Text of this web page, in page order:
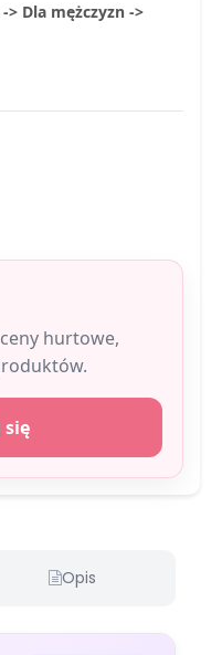
Dla mężczyzn ->
hurtowe,
się
Opis